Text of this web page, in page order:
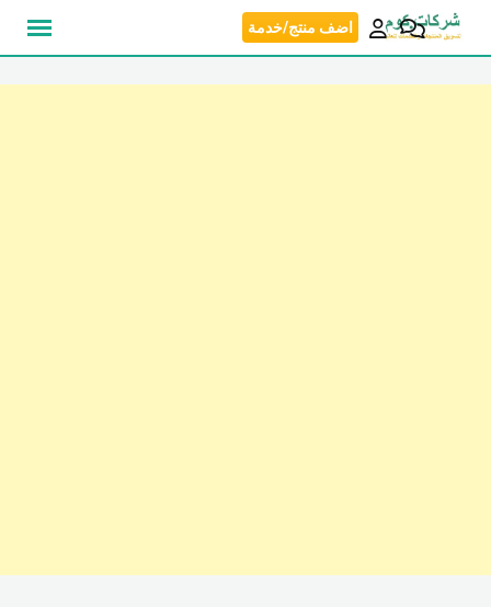
انتقل
اضف منتج/خدمة